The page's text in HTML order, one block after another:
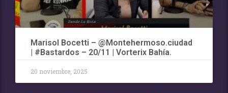
Marisol Bocetti – @Montehermoso.ciudad
| #Bastardos – 20/11 | Vorterix Bahía.
20 noviembre, 2025